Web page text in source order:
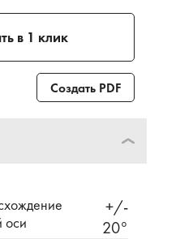
в 1 клик
Создать PDF
оси
+/-
20°